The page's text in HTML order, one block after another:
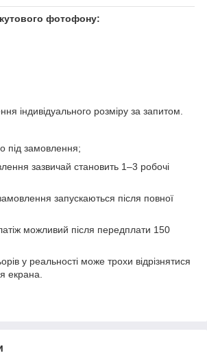
фотофону:
індивідуального розміру за запитом.
під замовлення;
зазвичай становить 1–3 робочі
запускаються після повної
можливий після передплати 150
у реальності може трохи відрізнятися
екрана.